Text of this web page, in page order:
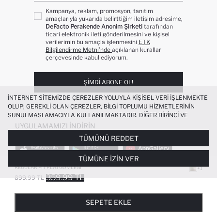
REGULAR FIT PLAJ GÖMLEĞI
899.99 TL 359.99 TL
+1
SEPETE EKLE
Kampanya, reklam, promosyon, tanıtım
amaçlarıyla yukarıda belirttiğim iletişim adresime,
DeFacto Perakende Anonim Şirketi tarafından
ticari elektronik ileti gönderilmesini ve kişisel
verilerimin bu amaçla işlenmesini ETK
Bilgilendirme Metni’nde açıklanan kurallar
çerçevesinde kabul ediyorum.
ŞIMDI ABONE OL!
UYGULAMAMIZI İNDIRIN
POPÜLER KATEGORILER
KADIN BEYAZ TIŞÖRT
İNTERNET SITEMIZDE ÇEREZLER YOLUYLA KIŞISEL VERI IŞLENMEKTE
OLUP; GEREKLI OLAN ÇEREZLER, BILGI TOPLUMU HIZMETLERININ
SUNULMASI AMACIYLA KULLANILMAKTADIR. DIĞER BIRINCI VE
ÜÇÜNCÜ TARAF ÇEREZLER ISE SIZE DAHA IYI BIR ALIŞVERIŞ
DENEYIMI SUNULABILMESI, SITEMIZIN DAHA IŞLEVSEL KILINMASI VE
KIŞISELLEŞTIRMESI VE AÇIK RIZA VERMENIZ HALINDE, SIZLERE
YÖNELIK PAZARLAMA FAALIYETLERININ YAPILMASI AMAÇLARIYLA
SINIRLI OLARAK KULLANILACAKTIR. ÇEREZLERE DAIR TERCIHLERINIZI
ÇEREZ TERCIHLERIPANELI ARACILIĞIYLA HER ZAMAN YÖNETEBILIR,
ÇEREZLERLE ILGILI DAHA DETAYLI BILGIYE
TÜMÜNÜ REDDET
TÜMÜNE İZIN VER